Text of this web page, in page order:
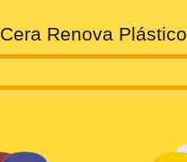
Cera Renova Plástico